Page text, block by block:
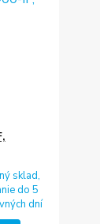
sklad,
do 5
dní